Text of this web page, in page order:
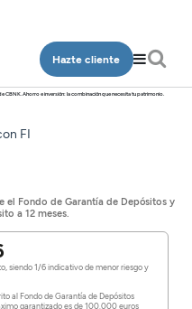
Hazte cliente
CBNK. Ahorro e inversión: la combinación que necesita tu patrimonio.
FI
el Fondo de Garantía de Depósitos y
a 12 meses.
siendo 1/6 indicativo de menor riesgo y
al Fondo de Garantía de Depósitos
garantizado es de 100.000 euros